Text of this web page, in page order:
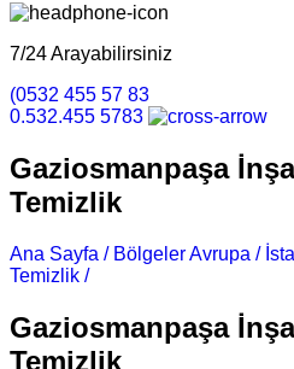
7/24 Arayabilirsiniz
(0532 455 57 83
0.532.455 5783
Gaziosmanpaşa
Temizlik
Ana Sayfa / Bölgeler Avrupa /
Temizlik /
Gaziosmanpaşa
Temizlik